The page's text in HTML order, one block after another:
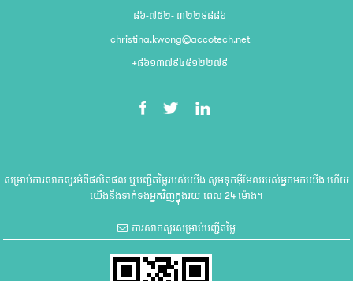
៨៦-៧៥២- ៣២២៩៨៨៦
christina.kwong@accotech.net
+៨៦១៣៧៩៤៥១២២៧៩
សម្រាប់ការសាកសួរអំពីផលិតផល ឬបញ្ជីតម្លៃរបស់យើង សូមទុកអ៊ីមែលរបស់អ្នកមកយើង ហើយ
យើងនឹងទាក់ទងអ្នកវិញក្នុងរយៈពេល 24 ម៉ោង។
ការសាកសួរសម្រាប់បញ្ជីតម្លៃ